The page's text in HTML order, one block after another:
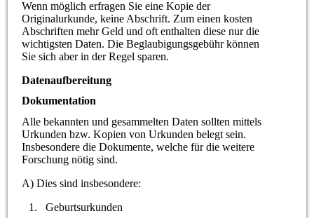
Wenn möglich erfragen Sie eine Kopie der
Originalurkunde, keine Abschrift. Zum einen kosten
Abschriften mehr Geld und oft enthalten diese nur die
wichtigsten Daten. Die Beglaubigungsgebühr können
Sie sich aber in der Regel sparen.
Datenaufbereitung
Dokumentation
Alle bekannten und gesammelten Daten sollten mittels
Urkunden bzw. Kopien von Urkunden belegt sein.
Insbesondere die Dokumente, welche für die weitere
Forschung nötig sind.
A) Dies sind insbesondere:
Geburtsurkunden